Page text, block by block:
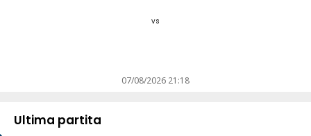
vs
07/08/2026 21:18
Ultima partita